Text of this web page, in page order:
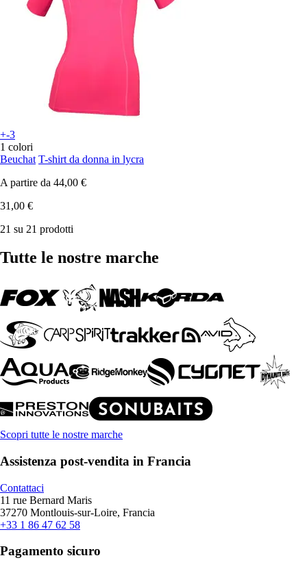
+-3
1 colori
Beuchat T-shirt da donna in lycra
A partire da 44,00 €
31,00 €
21 su 21 prodotti
Tutte le nostre marche
Scopri tutte le nostre marche
Assistenza post-vendita in Francia
Contattaci
11 rue Bernard Maris
37270 Montlouis-sur-Loire, Francia
+33 1 86 47 62 58
Pagamento sicuro